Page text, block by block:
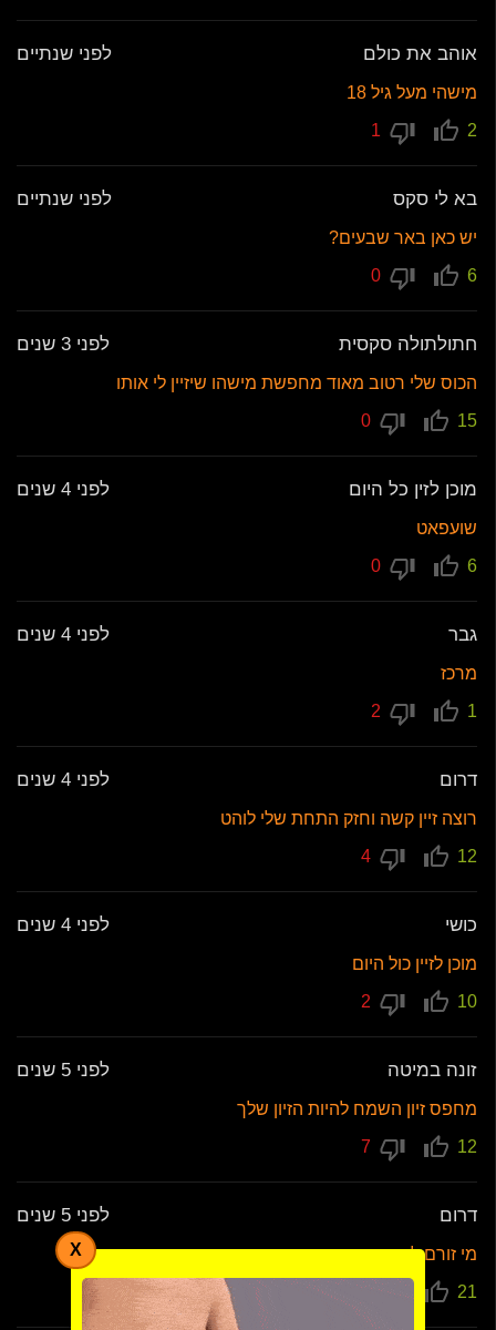
אוהב את כולם לפני שנתיים
מישהי מעל גיל 18
2
בא לי סקס לפני שנתיים
יש כאן באר שבעים?
6
חתולתולה סקסית לפני 3 שנים
הכוס שלי רטוב מאוד מחפשת מישהו שיזיין לי אותו
15
מוכן לזין כל היום לפני 4 שנים
שועפאט
6
גבר לפני 4 שנים
מרכז
1
דרום לפני 4 שנים
רוצה זיין קשה וחזק התחת שלי לוהט
12
כושי לפני 4 שנים
מוכן לזיין כול היום
10
זונה במיטה לפני 5 שנים
מחפס זיון השמח להיות הזיון שלך
12
דרום לפני 5 שנים
מי זורם לזיין אותי בתחת
21
10
X